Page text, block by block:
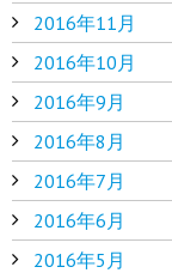
2016年11月
2016年10月
2016年9月
2016年8月
2016年7月
2016年6月
2016年5月